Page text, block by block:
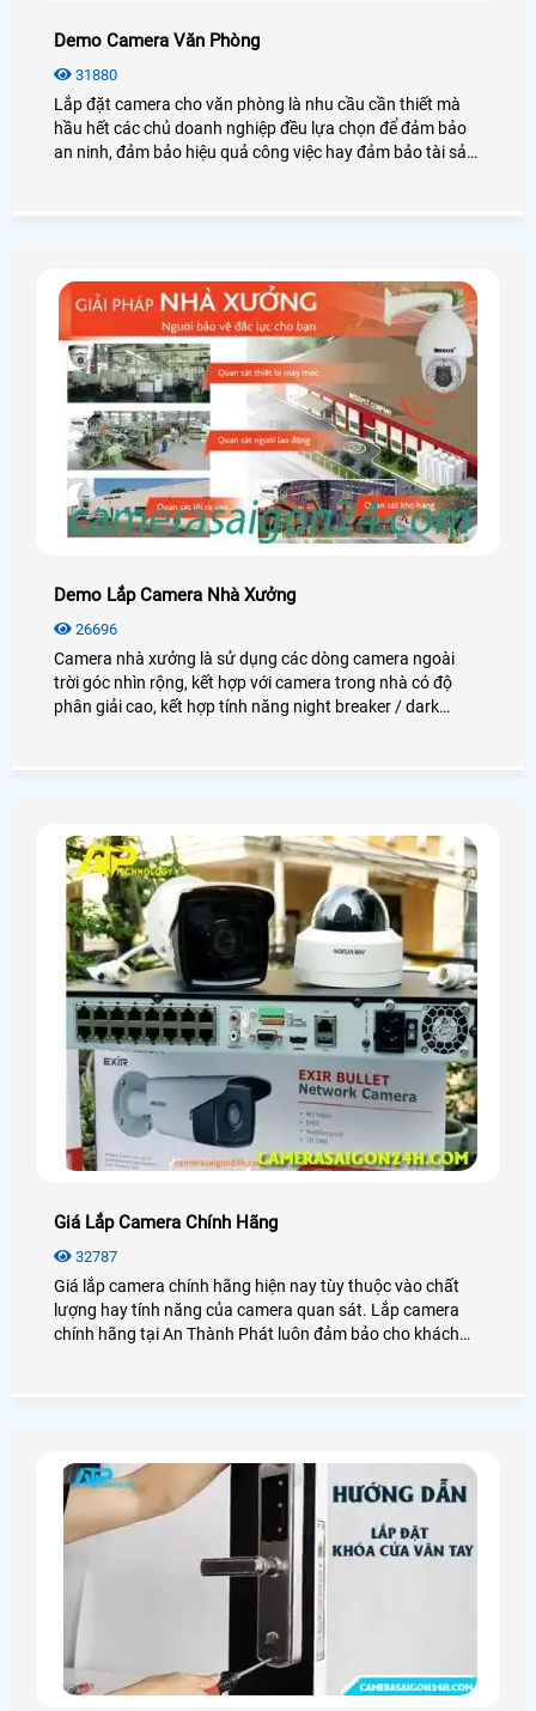
Demo Camera Văn Phòng
31880
Lắp đặt camera cho văn phòng là nhu cầu cần thiết mà
hầu hết các chủ doanh nghiệp đều lựa chọn để đảm bảo
an ninh, đảm bảo hiệu quả công việc hay đảm bảo tài sản
Demo Lắp Camera Nhà Xưởng
26696
Camera nhà xưởng là sử dụng các dòng camera ngoài
trời góc nhìn rộng, kết hợp với camera trong nhà có độ
phân giải cao, kết hợp tính năng night breaker / dark
Giá Lắp Camera Chính Hãng
32787
Giá lắp camera chính hãng hiện nay tùy thuộc vào chất
lượng hay tính năng của camera quan sát. Lắp camera
chính hãng tại An Thành Phát luôn đảm bảo cho khách